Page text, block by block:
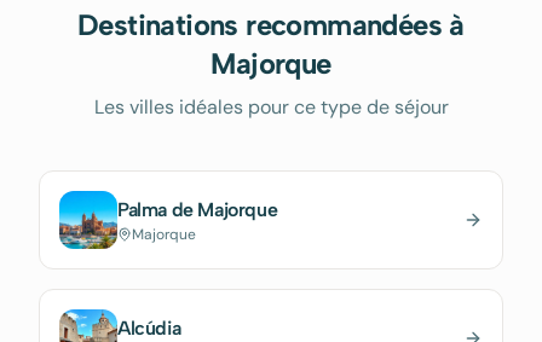
Destinations recommandées à
Majorque
Les villes idéales pour ce type de séjour
Palma de Majorque
Majorque
Alcúdia